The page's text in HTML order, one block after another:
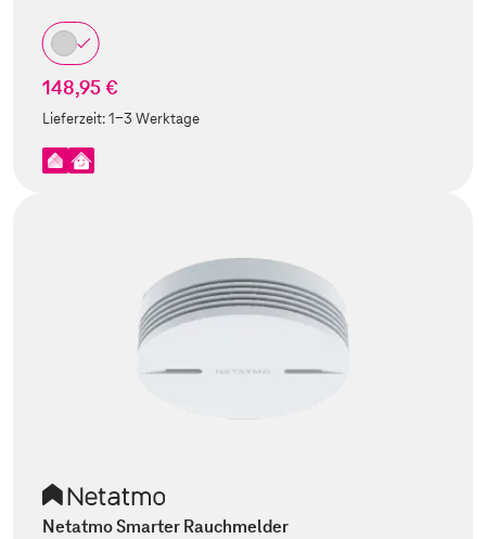
148,95 €
Lieferzeit:1-3 Werktage
Netatmo Smarter Rauchmelder